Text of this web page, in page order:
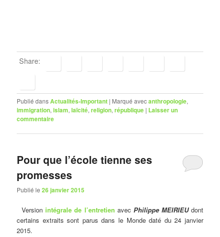
Share:
Publié dansActualités-Important | Marqué avecanthropologie,
immigration,islam,laïcité,religion,république | Laisser un
commentaire
Pour que l’école tienne ses
promesses
Publié le26 janvier 2015
Version intégrale de l’entretien avec Philippe MEIRIEUdont
certains extraits sont parus dans le Monde daté du 24 janvier
2015.